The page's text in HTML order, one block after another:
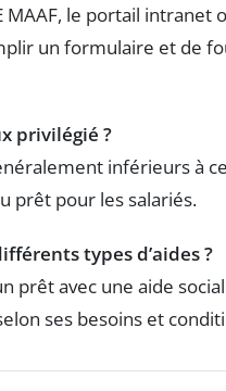
MAAF, le portail intranet
un formulaire et de
privilégié ?
inférieurs à
prêt pour les salariés.
types d’aides ?
prêt avec une aide
ses besoins et